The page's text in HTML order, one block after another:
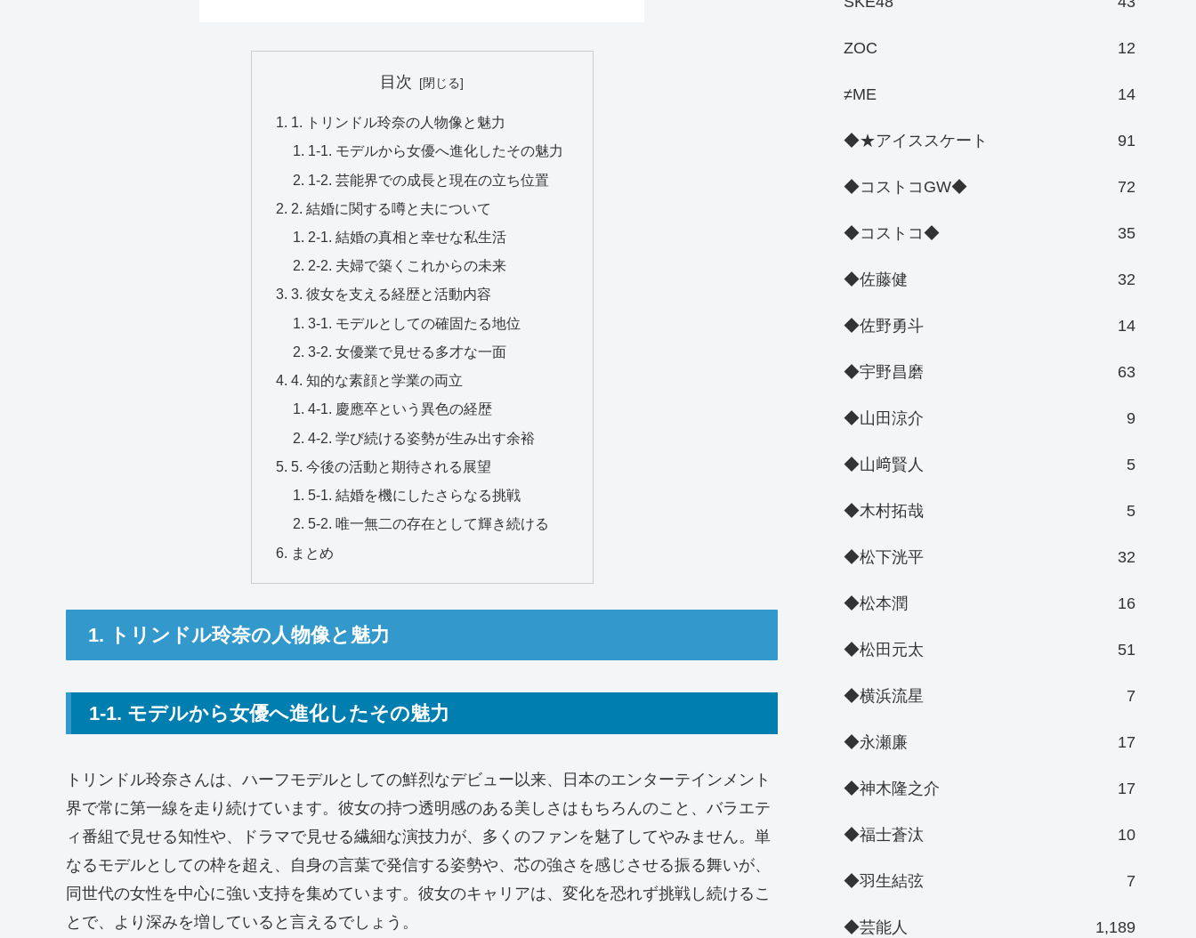
目次
1. トリンドル玲奈の人物像と魅力
1-1. モデルから女優へ進化したその魅力
1-2. 芸能界での成長と現在の立ち位置
2. 結婚に関する噂と夫について
2-1. 結婚の真相と幸せな私生活
2-2. 夫婦で築くこれからの未来
3. 彼女を支える経歴と活動内容
3-1. モデルとしての確固たる地位
3-2. 女優業で見せる多才な一面
4. 知的な素顔と学業の両立
4-1. 慶應卒という異色の経歴
4-2. 学び続ける姿勢が生み出す余裕
5. 今後の活動と期待される展望
5-1. 結婚を機にしたさらなる挑戦
5-2. 唯一無二の存在として輝き続ける
まとめ
1. トリンドル玲奈の人物像と魅力
1-1. モデルから女優へ進化したその魅力
トリンドル玲奈さんは、ハーフモデルとしての鮮烈なデビュー以来、日本のエンターテインメント
界で常に第一線を走り続けています。彼女の持つ透明感のある美しさはもちろんのこと、バラエテ
ィ番組で見せる知性や、ドラマで見せる繊細な演技力が、多くのファンを魅了してやみません。単
なるモデルとしての枠を超え、自身の言葉で発信する姿勢や、芯の強さを感じさせる振る舞いが、
同世代の女性を中心に強い支持を集めています。彼女のキャリアは、変化を恐れず挑戦し続けるこ
とで、より深みを増していると言えるでしょう。
ZOC 12
≠ME 14
◆★アイススケート 91
◆コストコGW◆ 72
◆コストコ◆ 35
◆佐藤健 32
◆佐野勇斗 14
◆宇野昌磨 63
◆山田涼介 9
◆山﨑賢人 5
◆木村拓哉 5
◆松下洸平 32
◆松本潤 16
◆松田元太 51
◆横浜流星 7
◆永瀬廉 17
◆神木隆之介 17
◆福士蒼汰 10
◆羽生結弦 7
◆芸能人 1,189